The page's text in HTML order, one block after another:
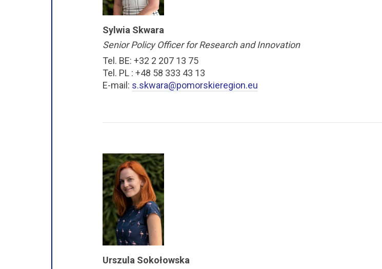
Sylwia Skwara
Senior Policy Officer for Research and Innovation
Tel. BE: +32 2 207 13 75
Tel. PL : +48 58 333 43 13
E-mail: s.skwara@pomorskieregion.eu
Urszula Sokołowska